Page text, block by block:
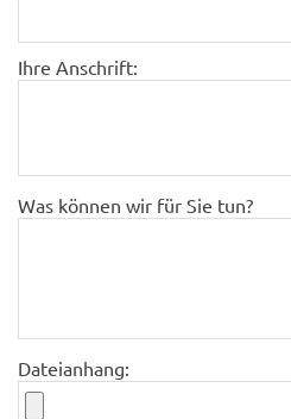
Ihre Anschrift:
Was können wir für Sie tun?
Dateianhang: